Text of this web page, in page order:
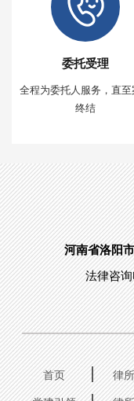
委托受理
全程为委托人服务，直
终结
河南省洛阳
法律咨
首页 律